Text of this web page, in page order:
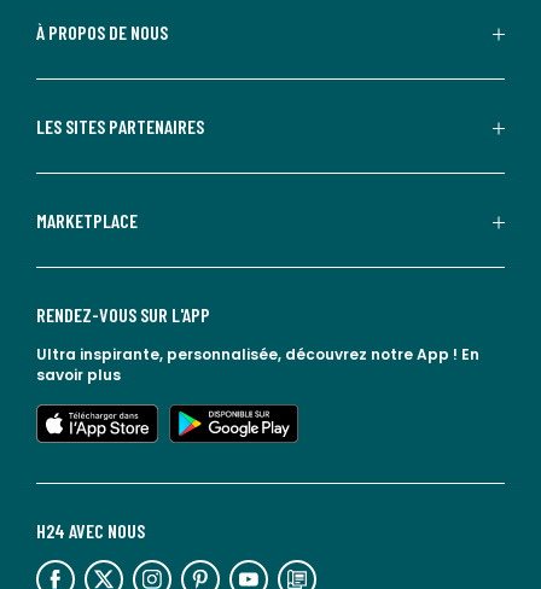
À PROPOS DE NOUS
LES SITES PARTENAIRES
MARKETPLACE
H24 AVEC NOUS
lien vers l'espace réseaux sociaux lien vers l'espace réseaux sociaux lien vers l'espace réseaux sociaux lien vers l'espace réseaux sociaux lien vers l'espace réseaux sociaux lien vers le blog la redoute
RENDEZ-VOUS SUR L'APP
Ultra inspirante, personnalisée, découvrez notre App ! En
savoir plus
lien vers l'app store
lien vers google play